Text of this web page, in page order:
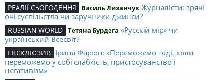
РЕАЛІЇ СЬОГОДЕННЯ Василь Лизанчук Журналісти: зрячі
очі суспільства чи заручники джинси?
RUSSIAN WORLD Тетяна Бурдега «Русскій мір» чи
український Всесвіт?
ЕКСКЛЮЗИВ Ірина Фаріон: «Переможемо тоді, коли
переможемо у собі слабкість, пристосуванство і
негативізм»